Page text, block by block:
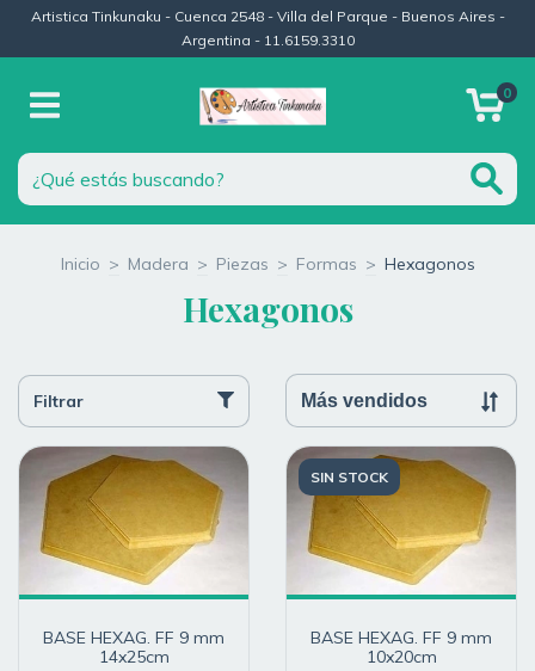
Artistica Tinkunaku - Cuenca 2548 - Villa del Parque - Buenos Aires -
Argentina - 11.6159.3310
0
Inicio > Madera > Piezas > Formas > Hexagonos
Hexagonos
Filtrar
BASE HEXAG. FF 9 mm
14x25cm
SIN STOCK
BASE HEXAG. FF 9 mm
10x20cm